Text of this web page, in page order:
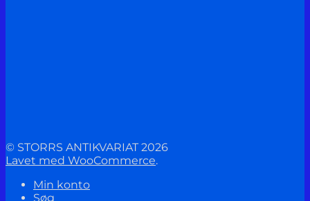
© STORRS ANTIKVARIAT 2026
Lavet med WooCommerce.
Min konto
Søg